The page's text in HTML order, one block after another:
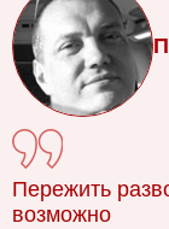
Пережить
возможно